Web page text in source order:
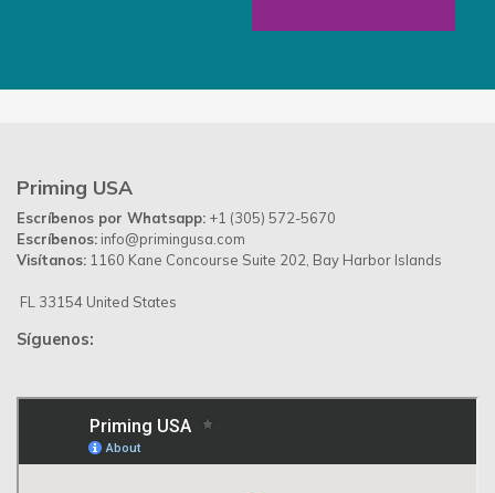
Priming USA
Escríbenos por Whatsapp: +1 (305) 572-5670
Escríbenos: info@primingusa.com
Visítanos: 1160 Kane Concourse Suite 202, Bay Harbor Islands
FL 33154 United States
Síguenos: